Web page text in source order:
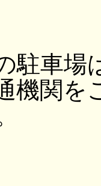
駐車場
機関を